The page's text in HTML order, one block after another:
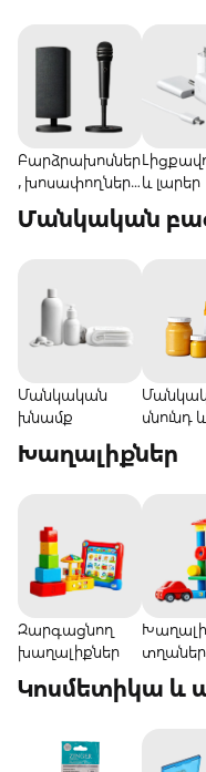
Բարձրախոսներ
, խոսափողներ
ականջակալնե
և լարեր
Մանկական
Մանկական
խնամք
սնունդ և
Խաղալիքներ
Զարգացնող
խաղալիքներ
Կոսմետիկա և